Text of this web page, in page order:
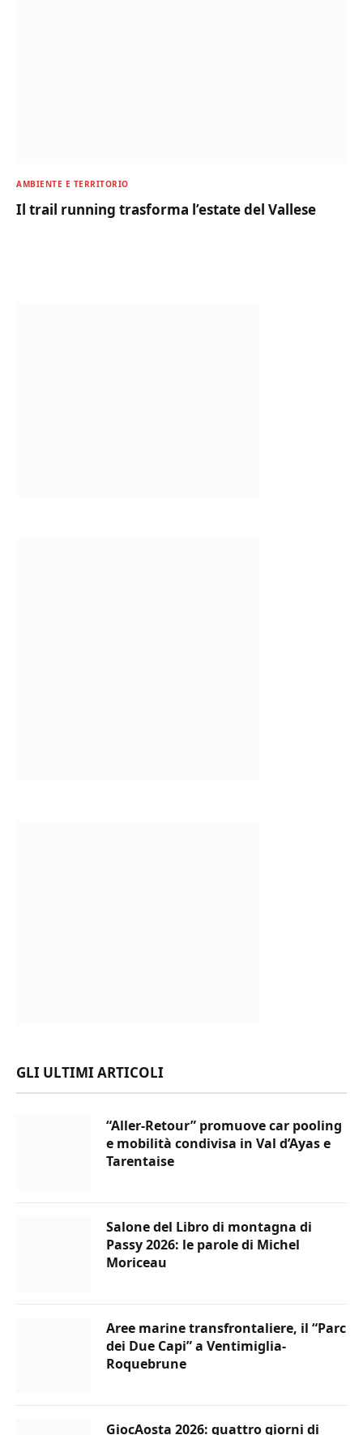
AMBIENTE E TERRITORIO
Il trail running trasforma l’estate del Vallese
GLI ULTIMI ARTICOLI
“Aller-Retour” promuove car pooling
e mobilità condivisa in Val d’Ayas e
Tarentaise
Salone del Libro di montagna di
Passy 2026: le parole di Michel
Moriceau
Aree marine transfrontaliere, il “Parc
dei Due Capi” a Ventimiglia-
Roquebrune
GiocAosta 2026: quattro giorni di